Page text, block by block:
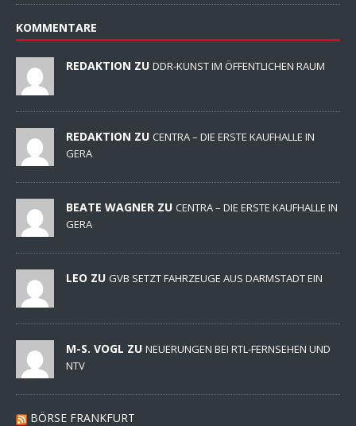
KOMMENTARE
REDAKTION ZU DDR-KUNST IM ÖFFENTLICHEN RAUM
REDAKTION ZU CENTRA – DIE ERSTE KAUFHALLE IN
GERA
BEATE WAGNER ZU CENTRA – DIE ERSTE KAUFHALLE IN
GERA
LEO ZU GVB SETZT FAHRZEUGE AUS DARMSTADT EIN
M-S. VOGL ZU NEUERUNGEN BEI RTL-FERNSEHEN UND
NTV
BÖRSE FRANKFURT